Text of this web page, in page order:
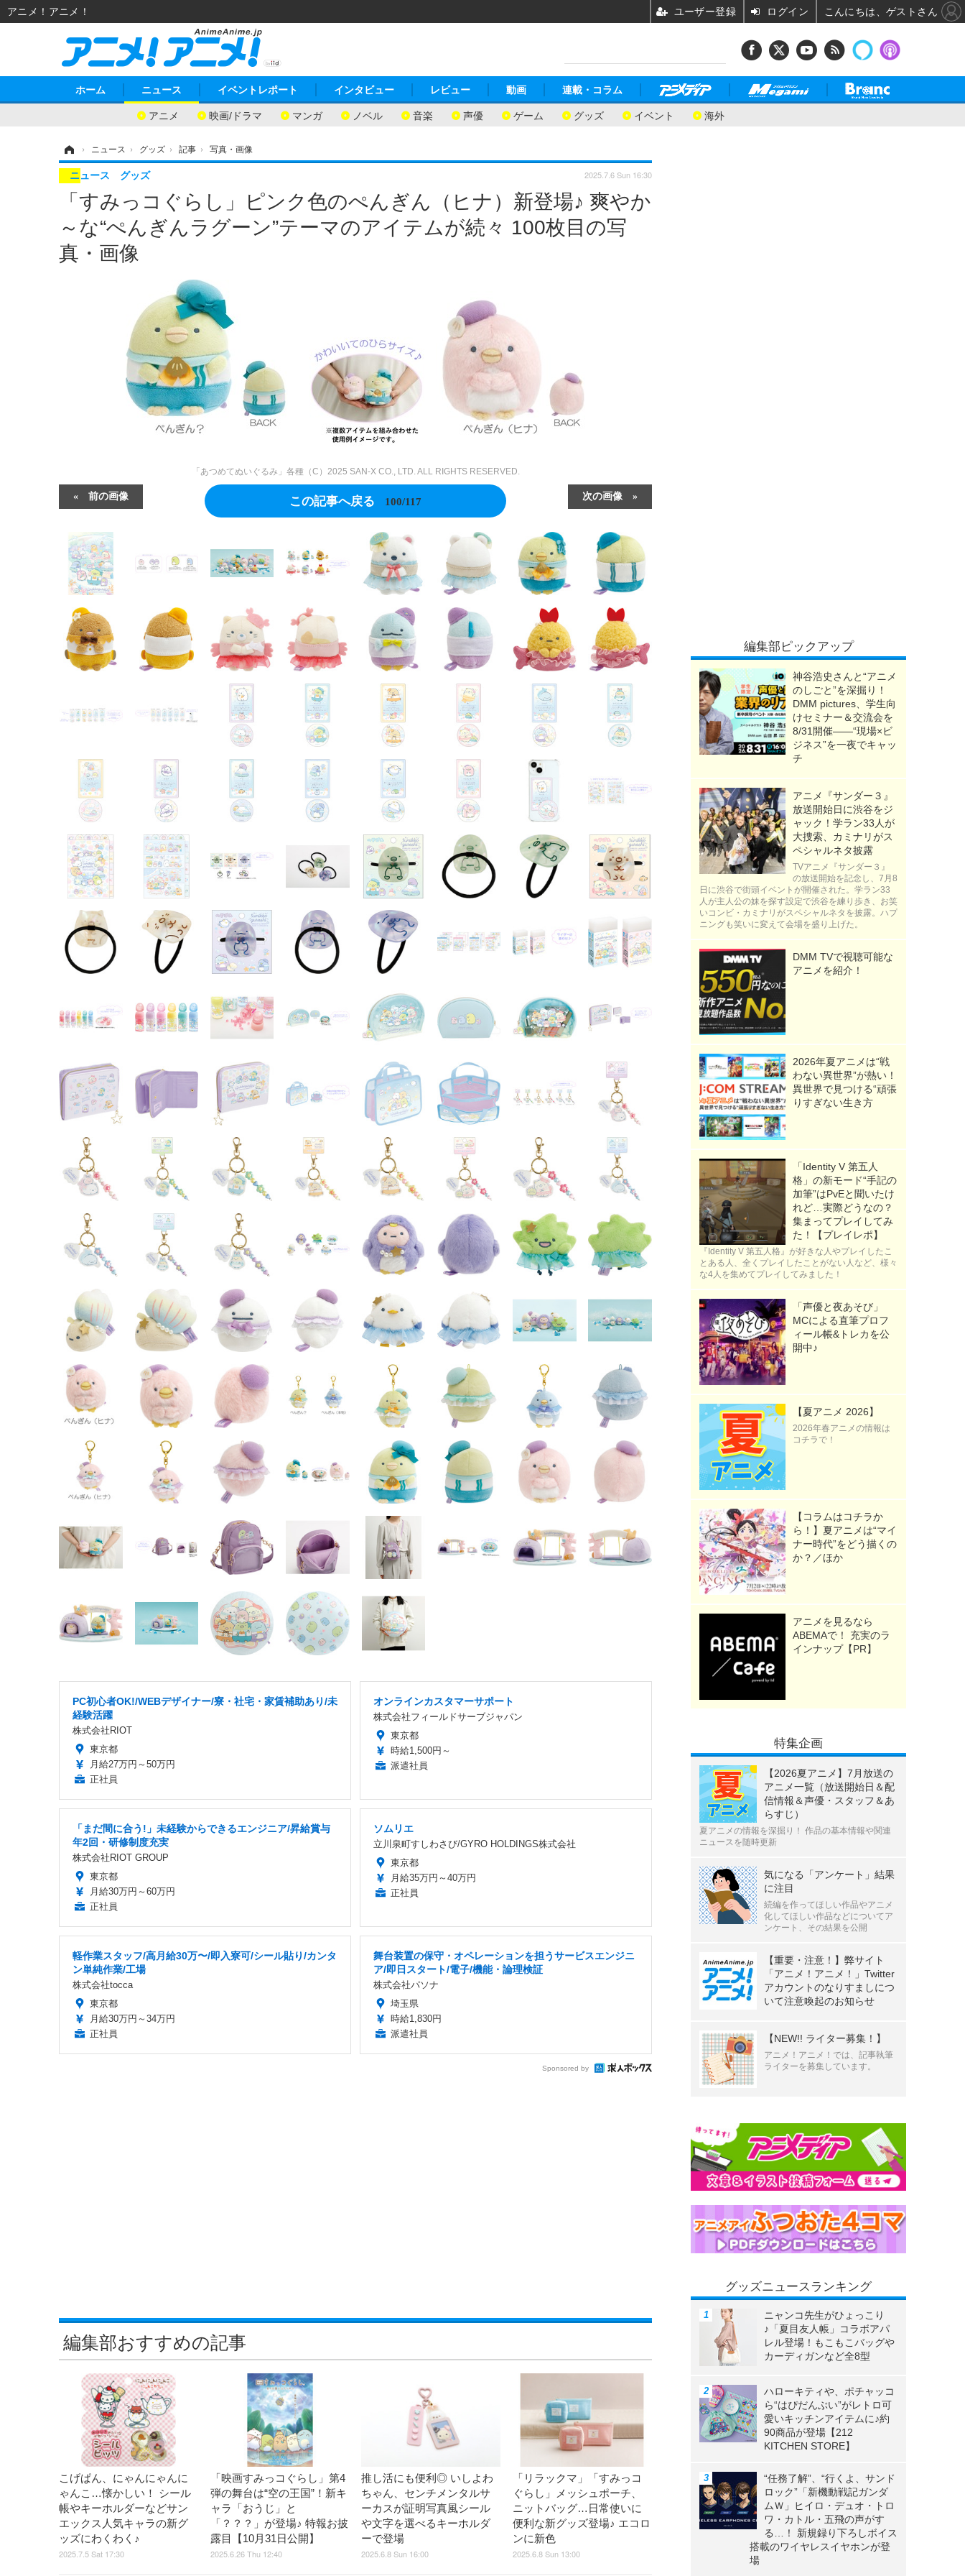
ホーム ニュース
アニメ 映画/ドラマ マンガ ノベル 音楽 声優 ゲーム グッズ イベント 海外
イベントレポート インタビュー レビュー 動画 連載・コラム
› ニュース › グッズ › 記事 › 写真・画像
「すみっコぐらし」ピンク色のぺんぎん（ヒナ）新登場♪ 爽やか
～な“ぺんぎんラグーン”テーマのアイテムが続々 100枚目の写
真・画像
ニュース グッズ 2025.7.6 Sun 16:30
「あつめてぬいぐるみ」各種（C）2025 SAN-X CO., LTD. ALL RIGHTS RESERVED.
前の画像 次の画像
この記事へ戻る 100/117
PC初心者OK!/WEBデザイナー/寮・社宅・家賃補助あり/未
経験活躍
株式会社RIOT
東京都
月給27万円～50万円
正社員
オンラインカスタマーサポート
株式会社フィールドサーブジャパン
東京都
時給1,500円～
派遣社員
「まだ間に合う!」未経験からできるエンジニア/昇給賞与
年2回・研修制度充実
株式会社RIOT GROUP
東京都
月給30万円～60万円
正社員
ソムリエ
立川泉町すしわさび/GYRO HOLDINGS株式会社
東京都
月給35万円～40万円
正社員
軽作業スタッフ/高月給30万〜/即入寮可/シール貼り/カンタ
ン単純作業/工場
株式会社tocca
東京都
月給30万円～34万円
正社員
舞台装置の保守・オペレーションを担うサービスエンジニ
ア/即日スタート/電子/機能・論理検証
株式会社パソナ
埼玉県
時給1,830円
派遣社員
Sponsored by
編集部おすすめの記事
こげぱん、にゃんにゃんに
ゃんこ…懐かしい！ シール
帳やキーホルダーなどサン
エックス人気キャラの新グ
ッズにわくわく♪
2025.7.5 Sat 17:30
「映画すみっコぐらし」第4
弾の舞台は“空の王国”！新キ
ャラ「おうじ」と
「？？？」が登場♪ 特報お披
露目【10月31日公開】
2025.6.26 Thu 12:40
推し活にも便利◎ いしよわ
ちゃん、センチメンタルサ
ーカスが証明写真風シール
や文字を選べるキーホルダ
ーで登場
2025.6.8 Sun 16:00
「リラックマ」「すみっコ
ぐらし」メッシュポーチ、
ニットバッグ…日常使いに
便利な新グッズ登場♪ エコロ
ンに新色
2025.6.8 Sun 13:00
編集部ピックアップ
神谷浩史さんと“アニメ
のしごと”を深掘り！
DMM pictures、学生向
けセミナー＆交流会を
8/31開催――“現場×ビ
ジネス”を一夜でキャッ
チ
アニメ『サンダー３』
放送開始日に渋谷をジ
ャック！学ラン33人が
大捜索、カミナリがス
ペシャルネタ披露
TVアニメ『サンダー３』
の放送開始を記念し、7月8
日に渋谷で街頭イベントが開催された。学ラン33
人が主人公の妹を探す設定で渋谷を練り歩き、お笑
いコンビ・カミナリがスペシャルネタを披露。ハプ
ニングも笑いに変えて会場を盛り上げた。
DMM TVで視聴可能な
アニメを紹介！
2026年夏アニメは“戦
わない異世界”が熱い！
異世界で見つける“頑張
りすぎない生き方
「Identity V 第五人
格」の新モード“手記の
加筆”はPvEと聞いたけ
れど…実際どうなの？
集まってプレイしてみ
た！【プレイレポ】
『Identity V 第五人格』が好きな人やプレイしたこ
とある人、全くプレイしたことがない人など、様々
な4人を集めてプレイしてみました！
「声優と夜あそび」
MCによる直筆プロフ
ィール帳&トレカを公
開中♪
【夏アニメ 2026】
2026年春アニメの情報は
コチラで！
【コラムはコチラか
ら！】夏アニメは“マイ
ナー時代”をどう描くの
か？／ほか
アニメを見るなら
ABEMAで！ 充実のラ
インナップ【PR】
特集企画
【2026夏アニメ】7月放送の
アニメ一覧（放送開始日＆配
信情報＆声優・スタッフ＆あ
らすじ）
夏アニメの情報を深掘り！ 作品の基本情報や関連
ニュースを随時更新
気になる「アンケート」結果
に注目
続編を作ってほしい作品やアニメ
化してほしい作品などについてア
ンケート、その結果を公開
【重要・注意！】弊サイト
「アニメ！アニメ！」Twitter
アカウントのなりすましにつ
いて注意喚起のお知らせ
【NEW!! ライター募集！】
アニメ！アニメ！では、記事執筆
ライターを募集しています。
グッズニュースランキング
ニャンコ先生がひょっこり
♪「夏目友人帳」コラボアパ
レル登場！もこもこバッグや
カーディガンなど全8型
ハローキティや、ポチャッコ
ら“はぴだんぶい”がレトロ可
愛いキッチンアイテムに♪約
90商品が登場【212
KITCHEN STORE】
“任務了解”、“行くよ、サンド
ロック”「新機動戦記ガンダ
ムＷ」ヒイロ・デュオ・トロ
ワ・カトル・五飛の声がす
る…！ 新規録り下ろしボイス
搭載のワイヤレスイヤホンが登
場
アニメ！アニメ！ ユーザー登録 ログイン こんにちは、ゲストさん